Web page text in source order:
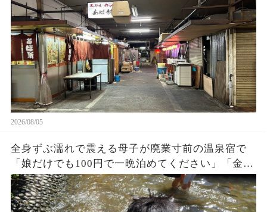
2026/08/05
全身ずぶ濡れで震える母子が廃業寸前の温泉宿で
「娘だけでも100円で一晩泊めてください」「金な
んかいらない、中に入りな！」→3ヶ月後、まさか
の出来事に…